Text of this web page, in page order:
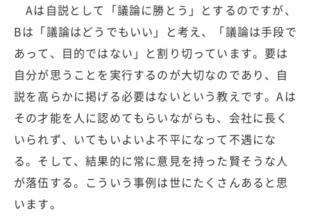
Aは自説として「議論に勝とう」とするのですが、
Bは「議論はどうでもいい」と考え、「議論は手段で
あって、目的ではない」と割り切っています。要は
自分が思うことを実行するのが大切なのであり、自
説を高らかに掲げる必要はないという教えです。Aは
その才能を人に認めてもらいながらも、会社に長く
いられず、いてもいよいよ不平になって不遇にな
る。そして、結果的に常に意見を持った賢そうな人
が落伍する。こういう事例は世にたくさんあると思
います。